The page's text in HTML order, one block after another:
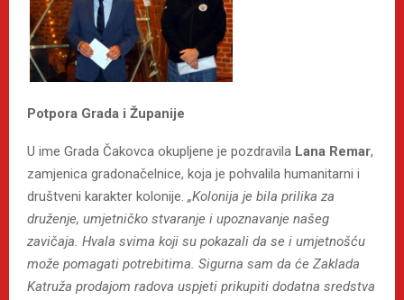
Potpora Grada i Županije
U ime Grada Čakovca okupljene je pozdravila Lana Remar,
zamjenica gradonačelnice, koja je pohvalila humanitarni i
društveni karakter kolonije. „Kolonija je bila prilika za
druženje, umjetničko stvaranje i upoznavanje našeg
zavičaja. Hvala svima koji su pokazali da se i umjetnošću
može pomagati potrebitima. Sigurna sam da će Zaklada
Katruža prodajom radova uspjeti prikupiti dodatna sredstva